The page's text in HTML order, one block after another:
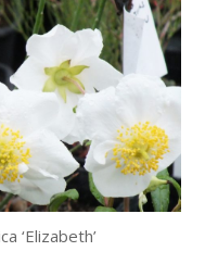
‘Elizabeth’